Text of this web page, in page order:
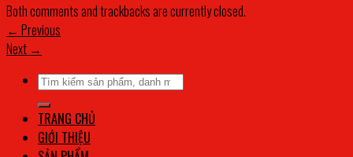
Both comments and trackbacks are currently closed.
← Previous
Next →
Tìm
kiếm:
TRANG CHỦ
GIỚI THIỆU